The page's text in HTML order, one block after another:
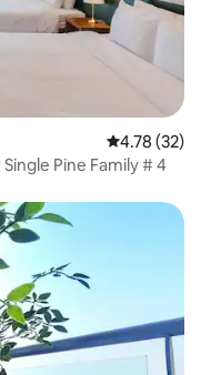
औसत रेटिंग 5 में
4.78 (32)
Pine Family # 4